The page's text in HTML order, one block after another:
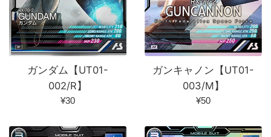
ガンダム【UT01-
002/R】
通
価
¥30
ガンキャノン【UT01-
003/M】
通
価
¥50